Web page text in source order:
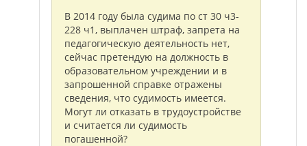
В 2014 году была судима по ст 30 ч3-
228 ч1, выплачен штраф, запрета на
педагогическую деятельность нет,
сейчас претендую на должность в
образовательном учреждении и в
запрошенной справке отражены
сведения, что судимость имеется.
Могут ли отказать в трудоустройстве
и считается ли судимость
погашенной?